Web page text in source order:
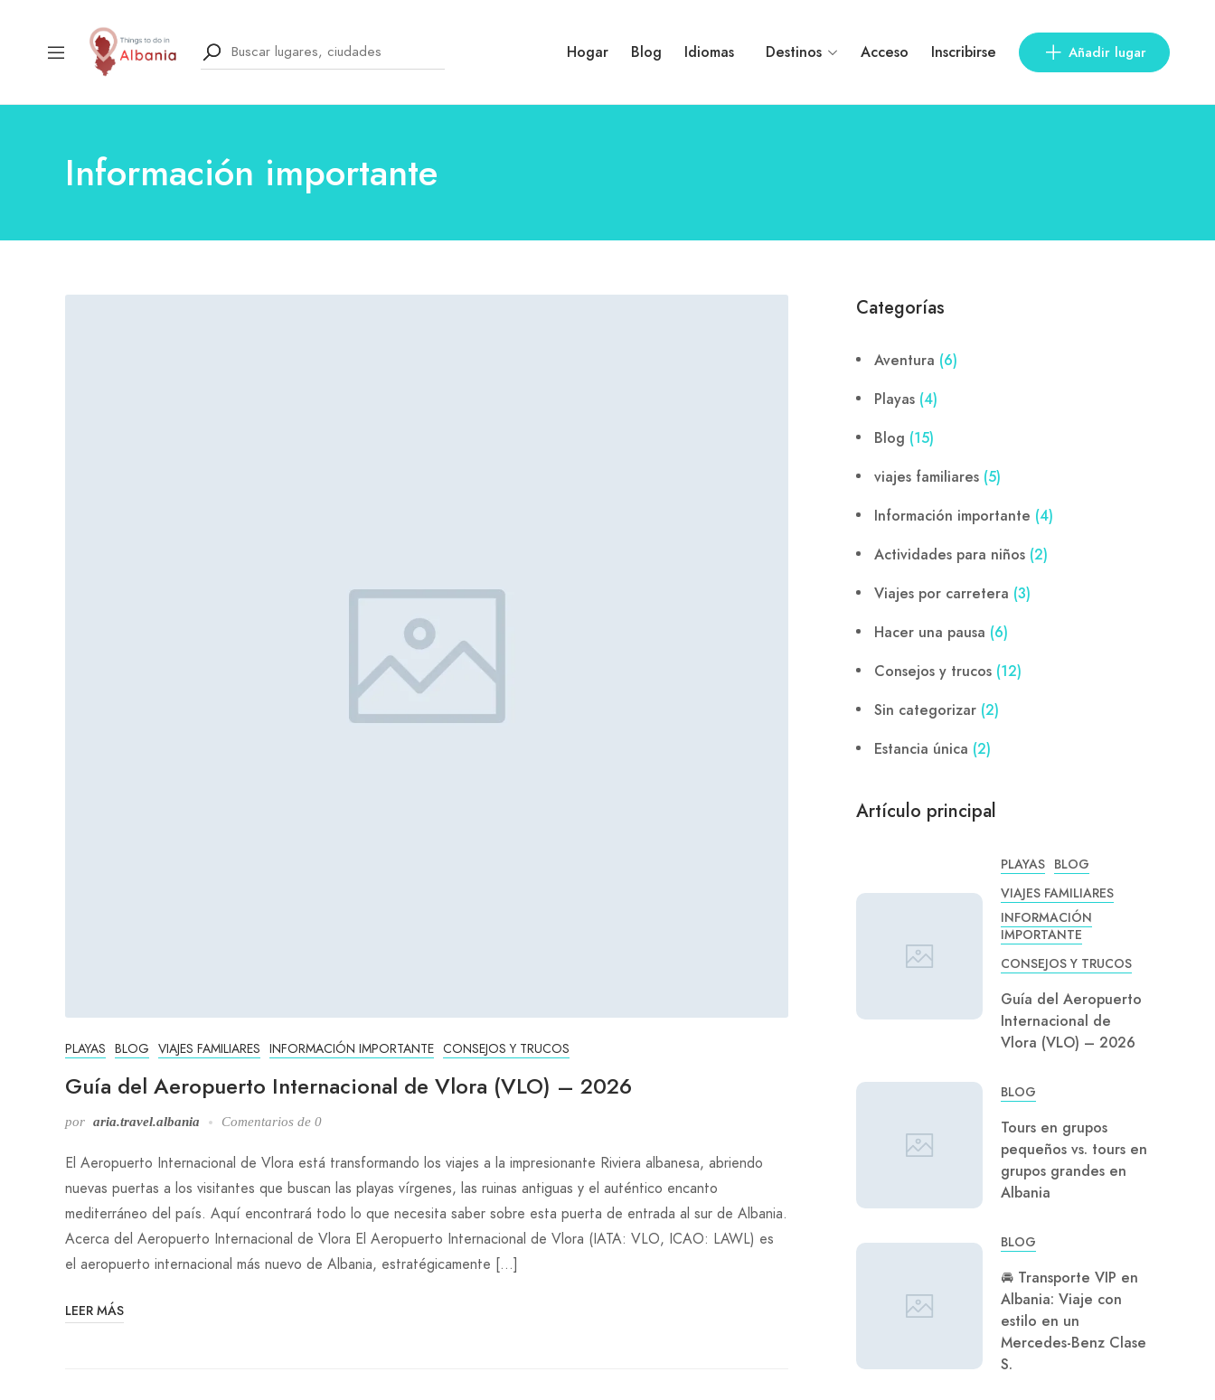
Hogar Blog Idiomas Destinos Acceso Inscribirse Añadir lugar
Información importante
PLAYAS BLOG VIAJES FAMILIARES INFORMACIÓN IMPORTANTE CONSEJOS Y TRUCOS
Guía del Aeropuerto Internacional de Vlora (VLO) – 2026
por aria.travel.albania Comentarios de 0
El Aeropuerto Internacional de Vlora está transformando los viajes a la impresionante Riviera albanesa, abriendo
nuevas puertas a los visitantes que buscan las playas vírgenes, las ruinas antiguas y el auténtico encanto
mediterráneo del país. Aquí encontrará todo lo que necesita saber sobre esta puerta de entrada al sur de Albania.
Acerca del Aeropuerto Internacional de Vlora El Aeropuerto Internacional de Vlora (IATA: VLO, ICAO: LAWL) es
el aeropuerto internacional más nuevo de Albania, estratégicamente […]
LEER MÁS
Categorías
Aventura (6)
Playas (4)
Blog (15)
viajes familiares (5)
Información importante (4)
Actividades para niños (2)
Viajes por carretera (3)
Hacer una pausa (6)
Consejos y trucos (12)
Sin categorizar (2)
Estancia única (2)
Artículo principal
PLAYAS BLOG
VIAJES FAMILIARES
INFORMACIÓN
IMPORTANTE
CONSEJOS Y TRUCOS
Guía del Aeropuerto
Internacional de
Vlora (VLO) – 2026
BLOG
Tours en grupos
pequeños vs. tours en
grupos grandes en
Albania
BLOG
🚘 Transporte VIP en
Albania: Viaje con
estilo en un
Mercedes-Benz Clase
S.